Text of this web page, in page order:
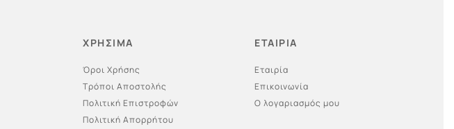
ΧΡΗΣΙΜΑ
Όροι Χρήσης
Τρόποι Αποστολής
Πολιτική Επιστροφών
Πολιτική Απορρήτου
ΕΤΑΙΡΙΑ
Εταιρία
Επικοινωνία
Ο λογαριασμός μου